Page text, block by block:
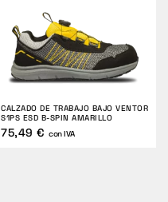
CALZADO DE TRABAJO BAJO VENTOR
S1PS ESD B-SPIN AMARILLO
75,49 € con IVA